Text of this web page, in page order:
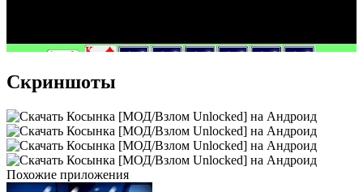
Скриншоты
Похожие приложения